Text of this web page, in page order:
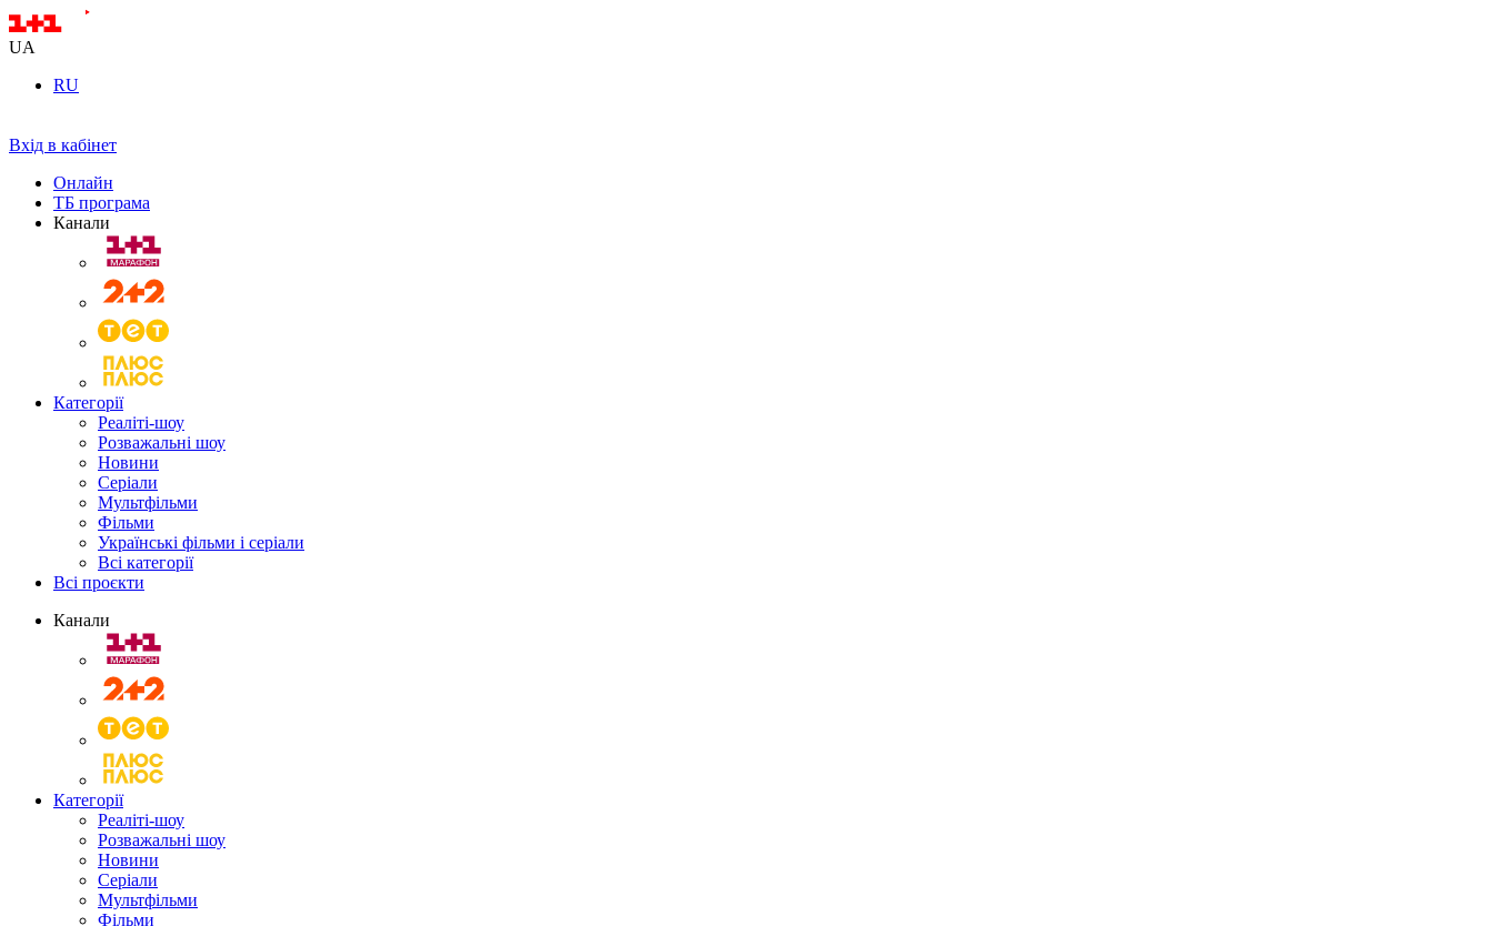
UA
RU
Вхід в кабінет
Онлайн
ТБ програма
Канали
Категорії
Реаліті-шоу
Розважальні шоу
Новини
Серіали
Мультфільми
Фільми
Українські фільми і серіали
Всі категорії
Всі проєкти
Канали
Категорії
Реаліті-шоу
Розважальні шоу
Новини
Серіали
Мультфільми
Фільми